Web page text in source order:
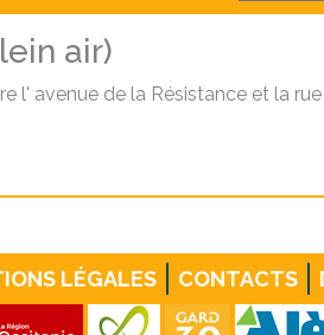
air)
l' avenue de la Résistance et la
LÉGALES CONTACTS